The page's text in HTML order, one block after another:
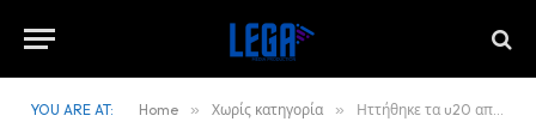
YOU ARE AT: Home » Χωρίς κατηγορία » Ηττήθηκε τα u20 απο τη Γαλλία